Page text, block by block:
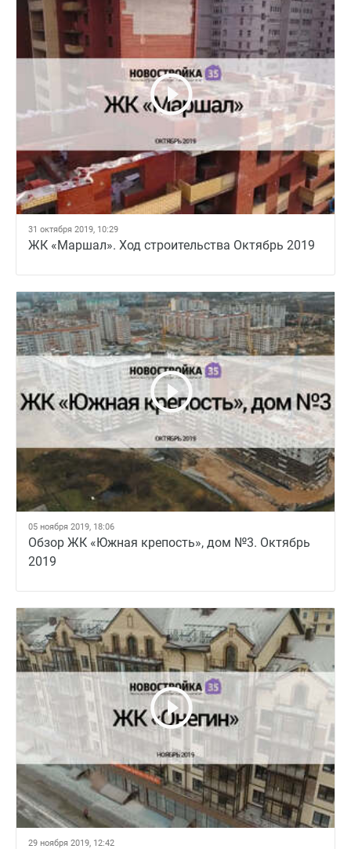
31 октября 2019, 10:29
ЖК «Маршал». Ход строительства Октябрь 2019
05 ноября 2019, 18:06
Обзор ЖК «Южная крепость», дом №3. Октябрь
2019
29 ноября 2019, 12:42